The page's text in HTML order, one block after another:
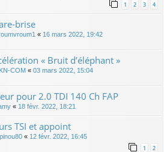
1 2 3 4
brise
« 16 mars 2022, 19:42
« Bruit d’éléphant »
COM « 03 mars 2022, 15:04
pour 2.0 TDI 140 Ch FAP
« 18 févr. 2022, 18:21
TSI et appoint
« 12 févr. 2022, 16:45
1 2